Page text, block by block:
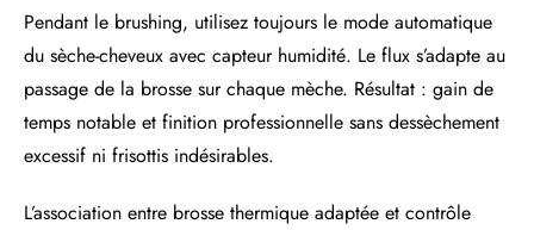
Pendant le brushing, utilisez toujours le mode automatique
du sèche-cheveux avec capteur humidité. Le flux s’adapte au
passage de la brosse sur chaque mèche. Résultat : gain de
temps notable et finition professionnelle sans dessèchement
excessif ni frisottis indésirables.
L’association entre brosse thermique adaptée et contrôle